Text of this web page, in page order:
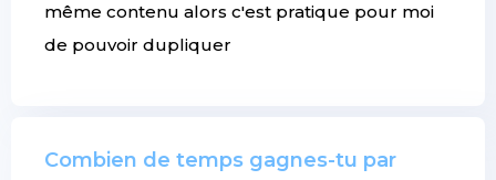
même contenu alors c'est pratique pour moi
de pouvoir dupliquer
Combien de temps gagnes-tu par